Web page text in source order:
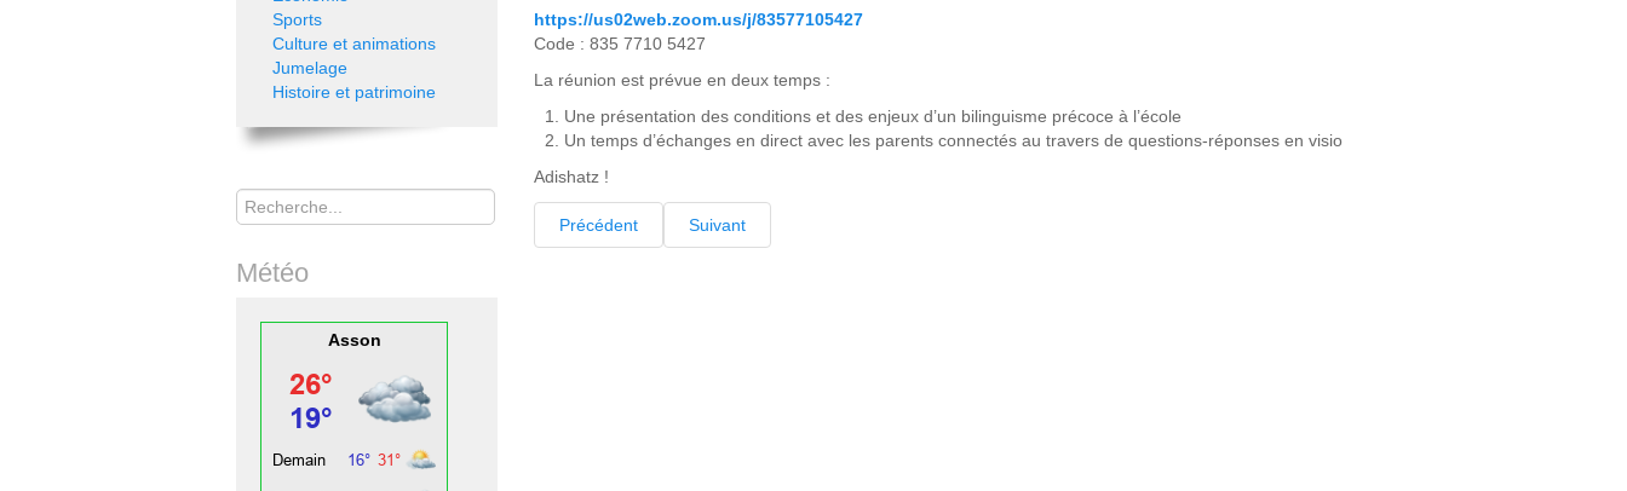
https://us02web.zoom.us/j/83577105427
Code : 835 7710 5427
La réunion est prévue en deux temps :
Une présentation des conditions et des enjeux d’un bilinguisme précoce à l’école
Un temps d’échanges en direct avec les parents connectés au travers de questions-réponses en visio
Adishatz !
Précédent Suivant
Sports
Culture et animations
Jumelage
Histoire et patrimoine
Rechercher
Météo
Asson